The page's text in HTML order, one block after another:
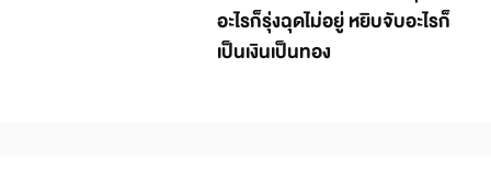
อะไรก็รุ่งฉุดไม่อยู่ หยิบจับอะไรก็
เป็นเงินเป็นทอง